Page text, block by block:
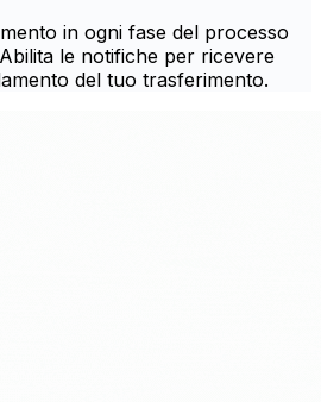
in ogni fase del processo
le notifiche per ricevere
del tuo trasferimento.